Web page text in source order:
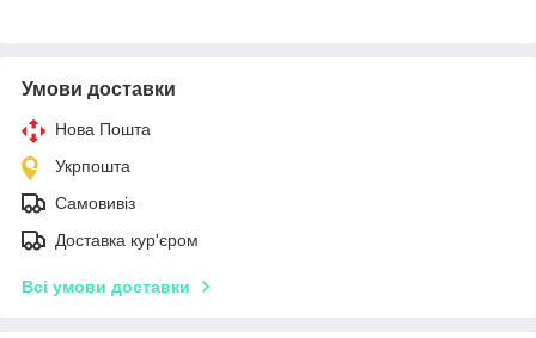
Умови доставки
Нова Пошта
Укрпошта
Самовивіз
Доставка кур'єром
Всі умови доставки